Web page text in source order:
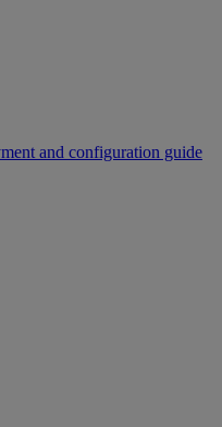
and configuration guide